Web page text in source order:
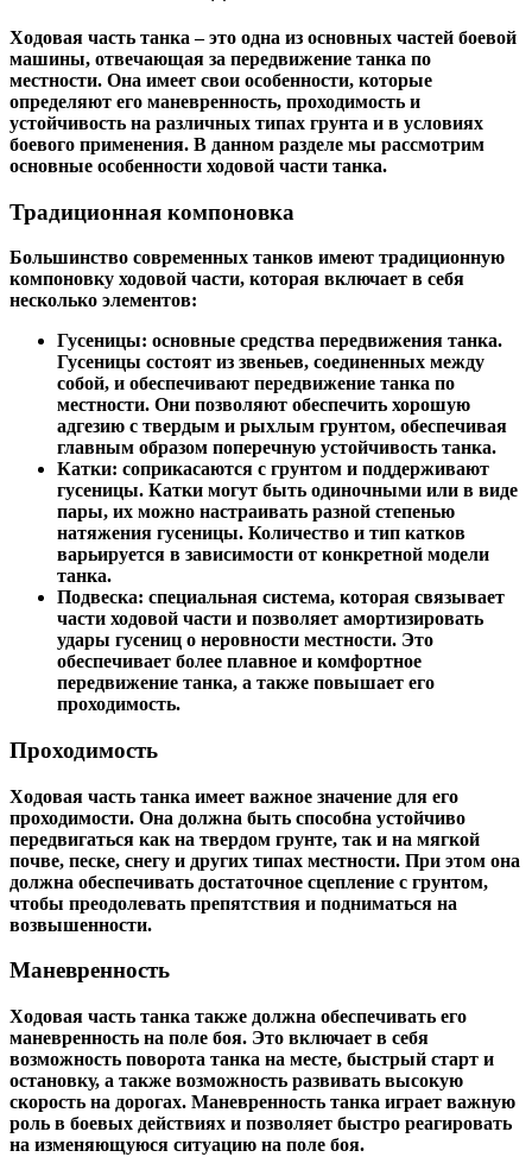
Ходовая часть танка – это одна из основных частей боевой
машины, отвечающая за передвижение танка по
местности. Она имеет свои особенности, которые
определяют его маневренность, проходимость и
устойчивость на различных типах грунта и в условиях
боевого применения. В данном разделе мы рассмотрим
основные особенности ходовой части танка.
Традиционная компоновка
Большинство современных танков имеют традиционную
компоновку ходовой части, которая включает в себя
несколько элементов:
Гусеницы: основные средства передвижения танка.
Гусеницы состоят из звеньев, соединенных между
собой, и обеспечивают передвижение танка по
местности. Они позволяют обеспечить хорошую
адгезию с твердым и рыхлым грунтом, обеспечивая
главным образом поперечную устойчивость танка.
Катки: соприкасаются с грунтом и поддерживают
гусеницы. Катки могут быть одиночными или в виде
пары, их можно настраивать разной степенью
натяжения гусеницы. Количество и тип катков
варьируется в зависимости от конкретной модели
танка.
Подвеска: специальная система, которая связывает
части ходовой части и позволяет амортизировать
удары гусениц о неровности местности. Это
обеспечивает более плавное и комфортное
передвижение танка, а также повышает его
проходимость.
Проходимость
Ходовая часть танка имеет важное значение для его
проходимости. Она должна быть способна устойчиво
передвигаться как на твердом грунте, так и на мягкой
почве, песке, снегу и других типах местности. При этом она
должна обеспечивать достаточное сцепление с грунтом,
чтобы преодолевать препятствия и подниматься на
возвышенности.
Маневренность
Ходовая часть танка также должна обеспечивать его
маневренность на поле боя. Это включает в себя
возможность поворота танка на месте, быстрый старт и
остановку, а также возможность развивать высокую
скорость на дорогах. Маневренность танка играет важную
роль в боевых действиях и позволяет быстро реагировать
на изменяющуюся ситуацию на поле боя.